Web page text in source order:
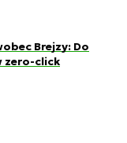
Brejzy: Do
zero-click